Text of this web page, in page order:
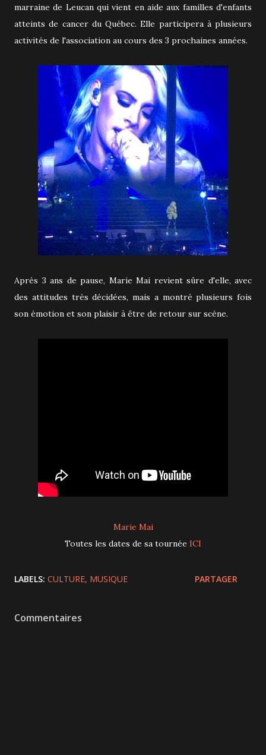
marraine de Leucan qui vient en aide aux familles d'enfants
atteints de cancer du Québec. Elle participera à plusieurs
activités de l'association au cours des 3 prochaines années.
Après 3 ans de pause, Marie Mai revient sûre d'elle, avec
des attitudes très décidées, mais a montré plusieurs fois
son émotion et son plaisir à être de retour sur scène.
Marie Mai
Toutes les dates de sa tournée ICI
LABELS: CULTURE MUSIQUE PARTAGER
Commentaires